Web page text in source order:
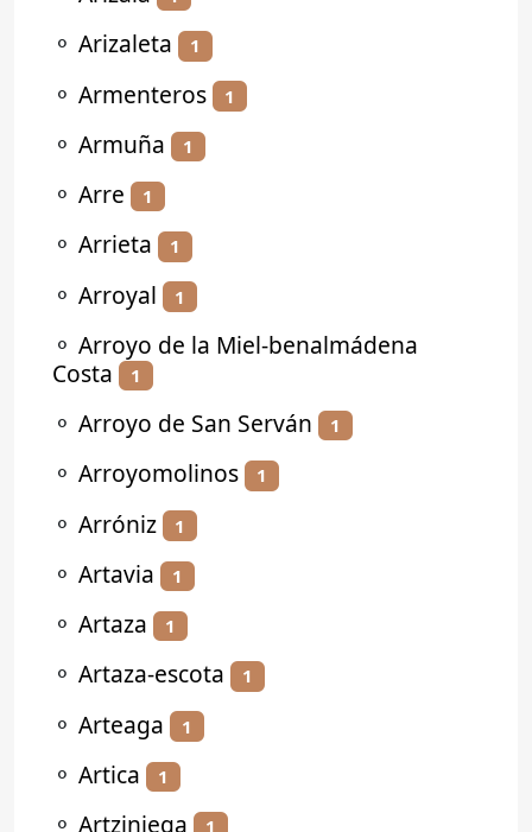
⚬ Arizaleta 1
⚬ Armenteros 1
⚬ Armuña 1
⚬ Arre 1
⚬ Arrieta 1
⚬ Arroyal 1
⚬ Arroyo de la Miel-benalmádena
Costa
1
⚬ Arroyo de San Serván 1
⚬ Arroyomolinos 1
⚬ Arróniz 1
⚬ Artavia 1
⚬ Artaza 1
⚬ Artaza-escota 1
⚬ Arteaga 1
⚬ Artica 1
⚬ Artziniega 1